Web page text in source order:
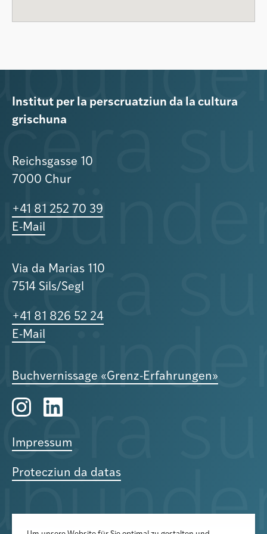
Institut per la perscruatziun da la cultura
grischuna
Reichsgasse 10
7000 Chur
+41 81 252 70 39
E-Mail
Via da Marias 110
7514 Sils/Segl
+41 81 826 52 24
E-Mail
Buchvernissage «Grenz-Erfahrungen»
Impressum
Protecziun da datas